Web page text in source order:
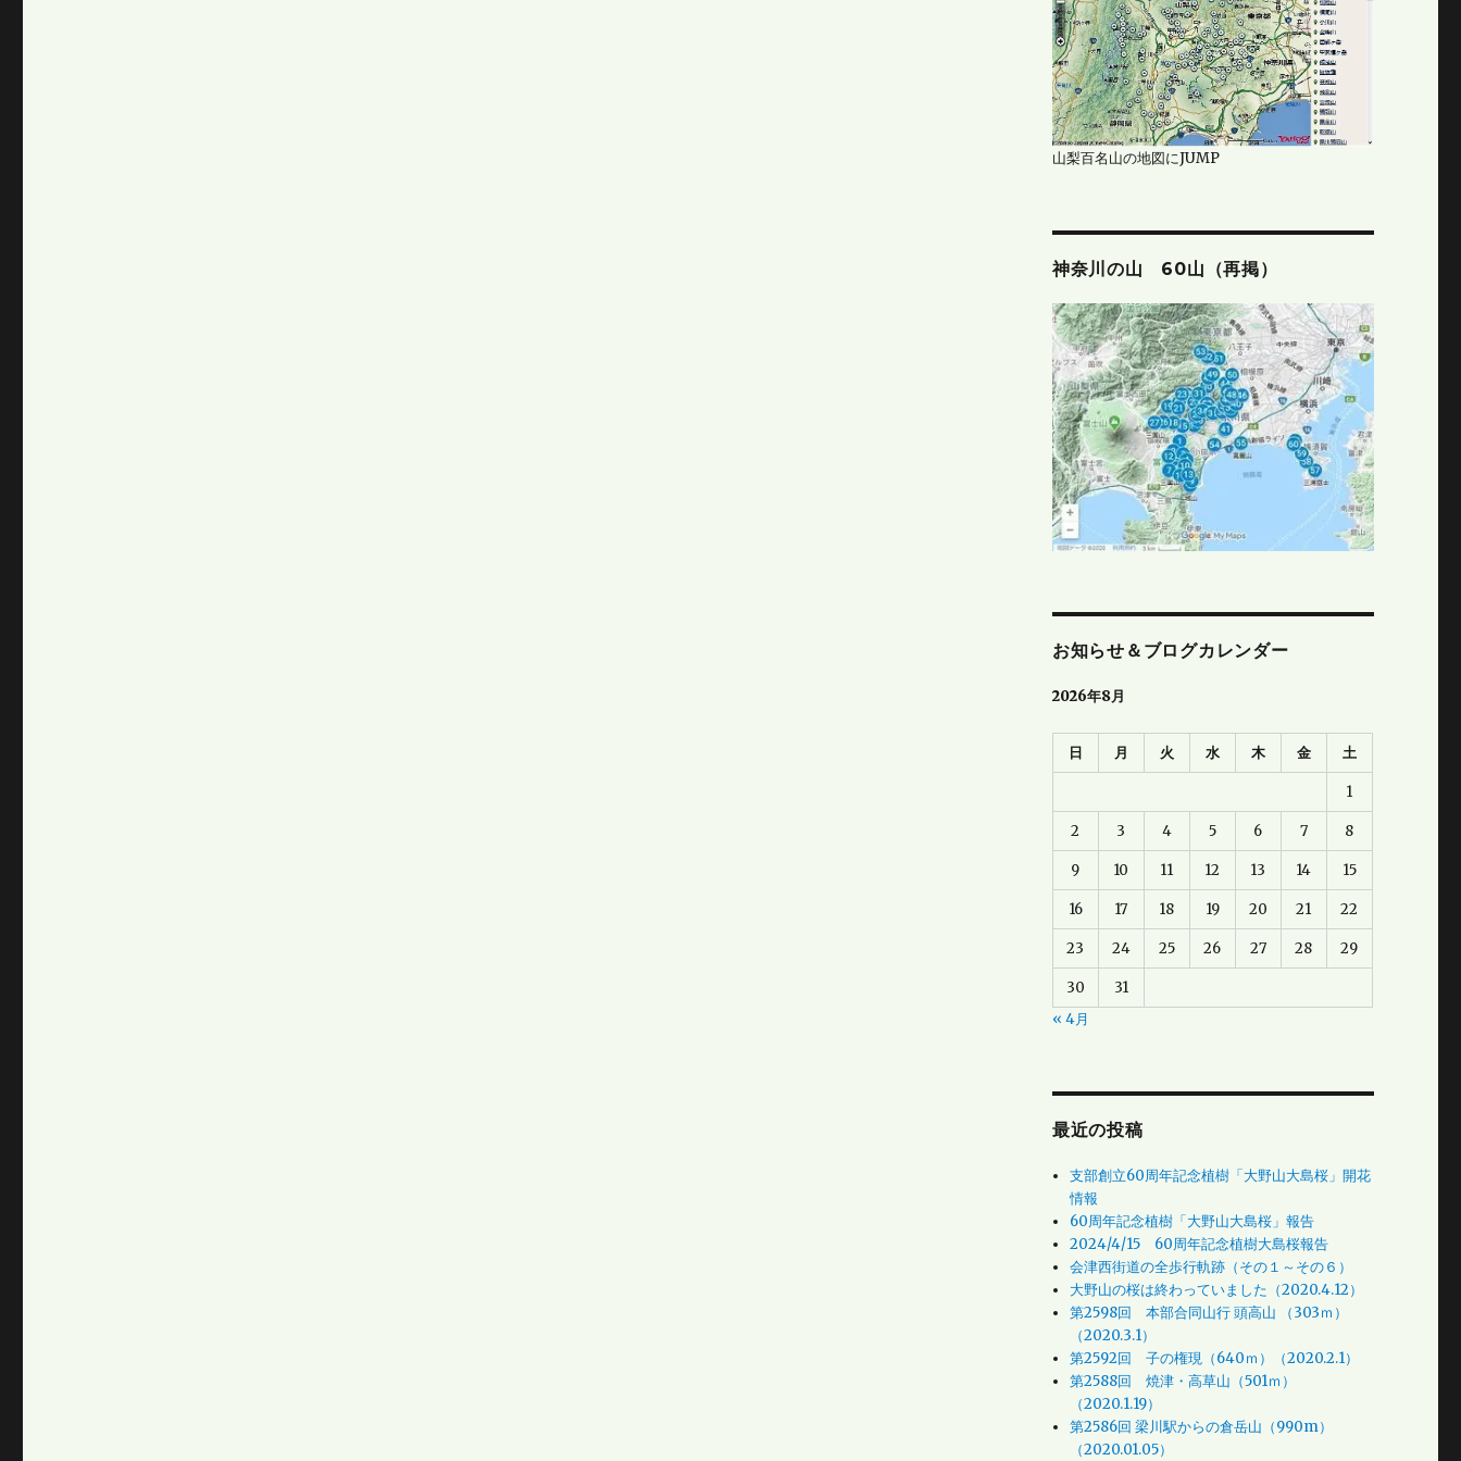
山梨百名山の地図にJUMP
神奈川の山 60山（再掲）
お知らせ＆ブログカレンダー
2026年8月
日 月 火 水 木 金 土
1
2 3 4 5 6 7 8
9 10 11 12 13 14 15
16 17 18 19 20 21 22
23 24 25 26 27 28 29
30
31
« 4月
最近の投稿
支部創立60周年記念植樹「大野山大島桜」開花
情報
60周年記念植樹「大野山大島桜」報告
2024/4/15 60周年記念植樹大島桜報告
会津西街道の全歩行軌跡（その１～その６）
大野山の桜は終わっていました（2020.4.12）
第2598回 本部合同山行 頭高山 （303ｍ）
（2020.3.1）
第2592回 子の権現（640ｍ）（2020.2.1）
第2588回 焼津・高草山（501ｍ）
（2020.1.19）
第2586回 梁川駅からの倉岳山（990m）
（2020.01.05）